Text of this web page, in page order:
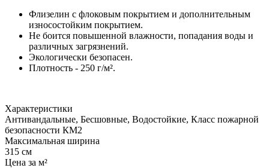
Флизелин с флоковым покрытием и дополнительным
износостойким покрытием.
Не боится повышенной влажности, попадания воды и
различных загрязнений.
Экологически безопасен.
Плотность - 250 г/м².
Характеристики
Антивандальные, Бесшовные, Водостойкие, Класс пожарной
безопасности КМ2
Максимальная ширина
315 см
Цена за м²